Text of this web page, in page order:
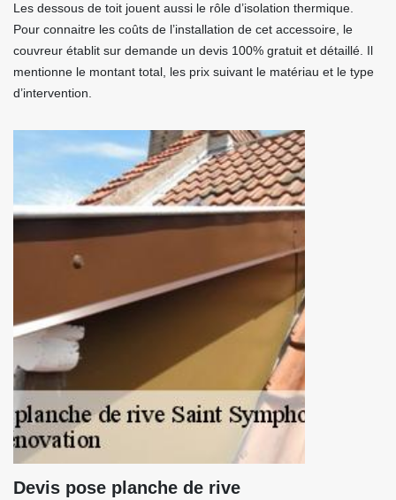
Les dessous de toit jouent aussi le rôle d’isolation thermique.
Pour connaitre les coûts de l’installation de cet accessoire, le
couvreur établit sur demande un devis 100% gratuit et détaillé. Il
mentionne le montant total, les prix suivant le matériau et le type
d’intervention.
Devis pose planche de rive